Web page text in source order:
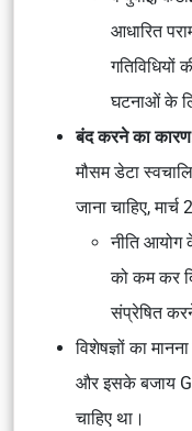
आधारित
गतिविधियों
घटनाओं के
बंद करने का
मौसम डेटा
जाना चाहिए,
नीति आयोग
को कम कर
संप्रेषित
विशेषज्ञों का
और इसके बजाय
चाहिए था।